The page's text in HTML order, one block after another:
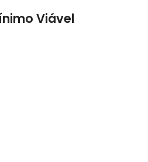
Viável